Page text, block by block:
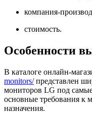
компания-
стоимость.
Особенности
В каталоге онлайн-
monitors/представлен
мониторов LG под
основные требования к
назначения.